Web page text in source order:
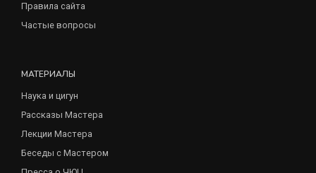
Правила сайта
Частые вопросы
МАТЕРИАЛЫ
Наука и цигун
Рассказы Мастера
Лекции Мастера
Беседы с Мастером